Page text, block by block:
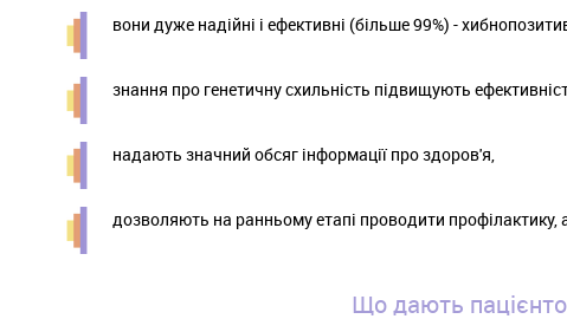
вони дуже надійні і ефективні (більше 99%) -
знання про генетичну схильність підвищують
надають значний обсяг інформації про здоров'я,
дозволяють на ранньому етапі проводити
Що дають